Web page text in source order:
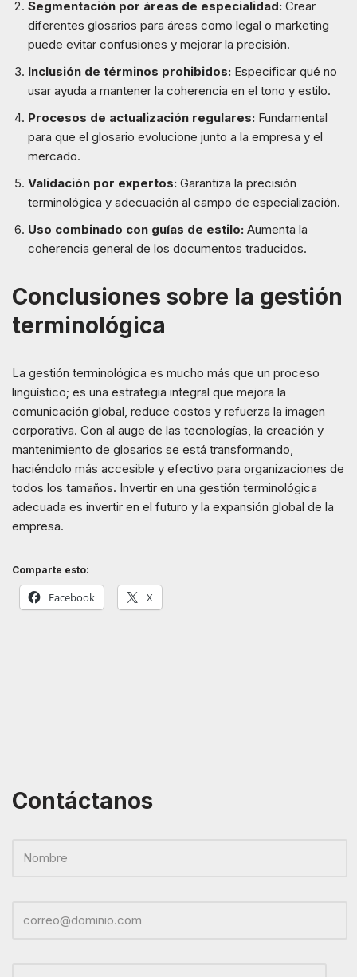
Segmentación por áreas de especialidad: Crear
diferentes glosarios para áreas como legal o marketing
puede evitar confusiones y mejorar la precisión.
Inclusión de términos prohibidos: Especificar qué no
usar ayuda a mantener la coherencia en el tono y estilo.
Procesos de actualización regulares: Fundamental
para que el glosario evolucione junto a la empresa y el
mercado.
Validación por expertos: Garantiza la precisión
terminológica y adecuación al campo de especialización.
Uso combinado con guías de estilo: Aumenta la
coherencia general de los documentos traducidos.
Conclusiones sobre la gestión
terminológica
La gestión terminológica es mucho más que un proceso
lingüístico; es una estrategia integral que mejora la
comunicación global, reduce costos y refuerza la imagen
corporativa. Con al auge de las tecnologías, la creación y
mantenimiento de glosarios se está transformando,
haciéndolo más accesible y efectivo para organizaciones de
todos los tamaños. Invertir en una gestión terminológica
adecuada es invertir en el futuro y la expansión global de la
empresa.
Comparte esto:
Facebook X
Contáctanos